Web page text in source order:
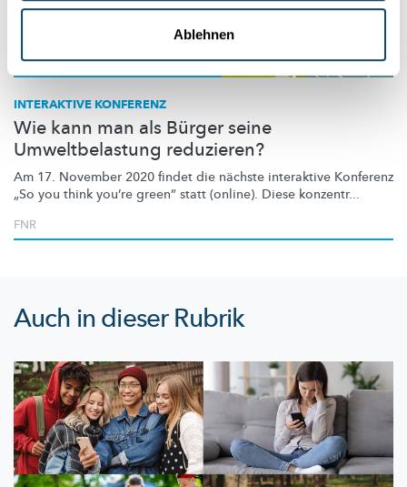
Ablehnen
Wissenschaft in der Gesellschaft
INTERAKTIVE KONFERENZ
Wie kann man als Bürger seine
Umweltbelastung reduzieren?
Am 17. November 2020 findet die nächste interaktive Konferenz
„So you think you’re green” statt (online). Diese konzentr...
FNR
Auch in dieser Rubrik